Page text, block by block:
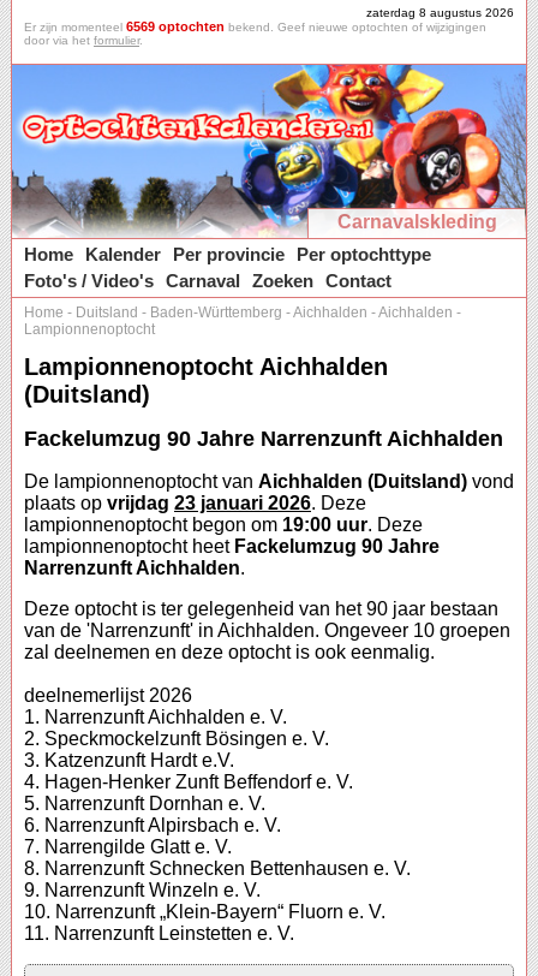
zaterdag 8 augustus 2026
Er zijn momenteel 6569 optochten bekend. Geef nieuwe optochten of wijzigingen
door via het formulier.
Carnavalskleding
Home
Kalender Per provincie
Per optochttype
Foto's / Video's Carnaval Zoeken Contact
Home - Duitsland - Baden-Württemberg -Aichhalden -Aichhalden -
Lampionnenoptocht
Lampionnenoptocht Aichhalden
(Duitsland)
Fackelumzug 90 Jahre Narrenzunft Aichhalden
De lampionnenoptocht van Aichhalden (Duitsland) vond
plaats op vrijdag 23 januari 2026. Deze
lampionnenoptocht begon om 19:00 uur. Deze
lampionnenoptocht heet Fackelumzug 90 Jahre
Narrenzunft Aichhalden.
Deze optocht is ter gelegenheid van het 90 jaar bestaan
van de 'Narrenzunft' in Aichhalden. Ongeveer 10 groepen
zal deelnemen en deze optocht is ook eenmalig.
deelnemerlijst 2026
1. Narrenzunft Aichhalden e. V.
2. Speckmockelzunft Bösingen e. V.
3. Katzenzunft Hardt e.V.
4. Hagen-Henker Zunft Beffendorf e. V.
5. Narrenzunft Dornhan e. V.
6. Narrenzunft Alpirsbach e. V.
7. Narrengilde Glatt e. V.
8. Narrenzunft Schnecken Bettenhausen e. V.
9. Narrenzunft Winzeln e. V.
10. Narrenzunft „Klein-Bayern“ Fluorn e. V.
11. Narrenzunft Leinstetten e. V.